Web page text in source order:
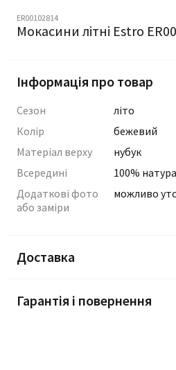
ER00102814
Мокасини літні Estro
Інформація про товар
Сезон
літо
Колір
бежевий
Матеріал верху
нубук
Всередині
100%
Додаткові фото
або заміри
можливо
Доставка
Гарантія і повернення